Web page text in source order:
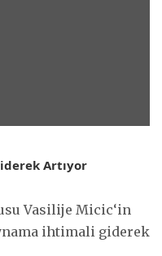
Artıyor
Vasilije Micic‘in
ihtimali giderek